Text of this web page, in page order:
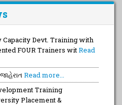
Capacity Devt. Training with
FOUR Trainers witRead
Read more...
Training
Placement &